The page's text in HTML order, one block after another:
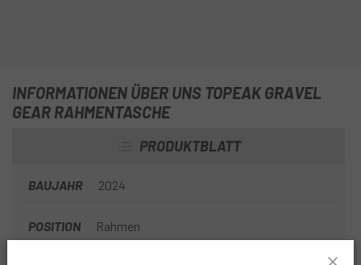
INFORMATIONEN ÜBER UNS TOPEAK GRAVEL
GEAR RAHMENTASCHE
PRODUKTBLATT
BAUJAHR 2024
POSITION Rahmen